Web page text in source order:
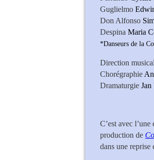
Guglielmo
Don Alfonso
Despina Maria
*Danseurs de la
Direction
Chorégraphie
Dramaturgie Jan
Ida
C’est avec
production de
dans une reprise